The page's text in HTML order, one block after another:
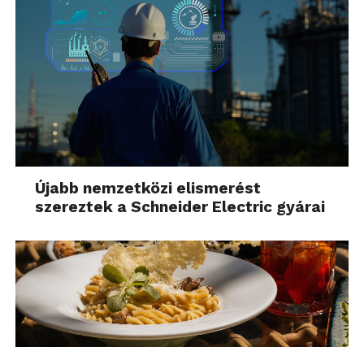
Újabb nemzetközi elismerést
szereztek a Schneider Electric gyárai